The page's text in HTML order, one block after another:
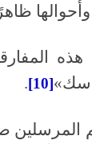
هذه
[10]
.